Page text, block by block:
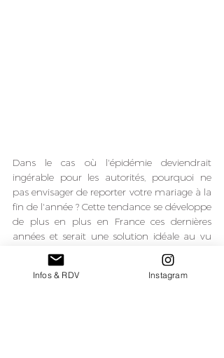
Dans le cas où l'épidémie deviendrait
ingérable pour les autorités, pourquoi ne
pas envisager de reporter votre mariage à la
fin de l'année ? Cette tendance se développe
de plus en plus en France ces dernières
années et serait une solution idéale au vu
de la situation actuelle. Un manteau blanc,
une décoration bleu nuit, un manoir, des
touches de bois, une animation culinaire
Infos & RDV Instagram